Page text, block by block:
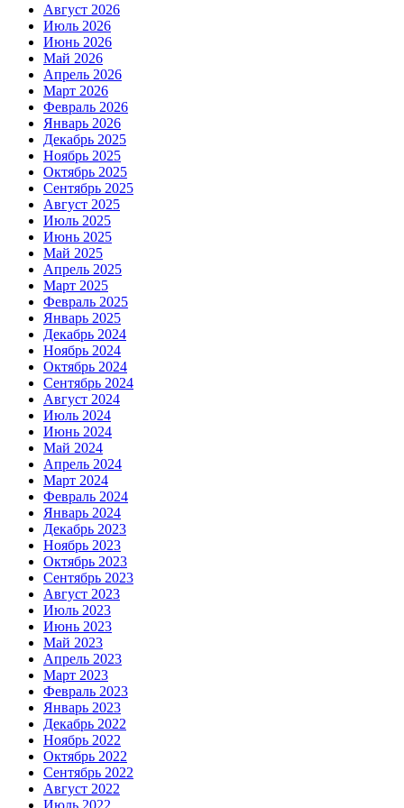
Август 2026
Июль 2026
Июнь 2026
Май 2026
Апрель 2026
Март 2026
Февраль 2026
Январь 2026
Декабрь 2025
Ноябрь 2025
Октябрь 2025
Сентябрь 2025
Август 2025
Июль 2025
Июнь 2025
Май 2025
Апрель 2025
Март 2025
Февраль 2025
Январь 2025
Декабрь 2024
Ноябрь 2024
Октябрь 2024
Сентябрь 2024
Август 2024
Июль 2024
Июнь 2024
Май 2024
Апрель 2024
Март 2024
Февраль 2024
Январь 2024
Декабрь 2023
Ноябрь 2023
Октябрь 2023
Сентябрь 2023
Август 2023
Июль 2023
Июнь 2023
Май 2023
Апрель 2023
Март 2023
Февраль 2023
Январь 2023
Декабрь 2022
Ноябрь 2022
Октябрь 2022
Сентябрь 2022
Август 2022
Июль 2022